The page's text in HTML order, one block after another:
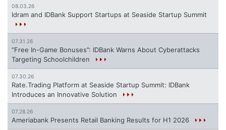
08.03.26
Idram and IDBank Support Startups at Seaside Startup Summit
07.31.26
“Free In-Game Bonuses”: IDBank Warns About Cyberattacks
Targeting Schoolchildren
07.30.26
Rate.Trading Platform at Seaside Startup Summit: IDBank
Introduces an Innovative Solution
07.28.26
Ameriabank Presents Retail Banking Results for H1 2026